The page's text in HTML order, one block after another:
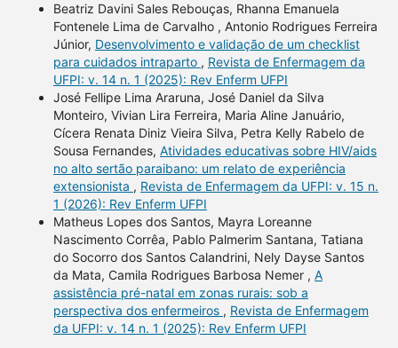
Beatriz Davini Sales Rebouças, Rhanna Emanuela
Fontenele Lima de Carvalho , Antonio Rodrigues Ferreira
Júnior, Desenvolvimento e validação de um checklist
para cuidados intraparto , Revista de Enfermagem da
UFPI: v. 14 n. 1 (2025): Rev Enferm UFPI
José Fellipe Lima Araruna, José Daniel da Silva
Monteiro, Vivian Lira Ferreira, Maria Aline Januário,
Cícera Renata Diniz Vieira Silva, Petra Kelly Rabelo de
Sousa Fernandes, Atividades educativas sobre HIV/aids
no alto sertão paraibano: um relato de experiência
extensionista , Revista de Enfermagem da UFPI: v. 15 n.
1 (2026): Rev Enferm UFPI
Matheus Lopes dos Santos, Mayra Loreanne
Nascimento Corrêa, Pablo Palmerim Santana, Tatiana
do Socorro dos Santos Calandrini, Nely Dayse Santos
da Mata, Camila Rodrigues Barbosa Nemer , A
assistência pré-natal em zonas rurais: sob a
perspectiva dos enfermeiros , Revista de Enfermagem
da UFPI: v. 14 n. 1 (2025): Rev Enferm UFPI